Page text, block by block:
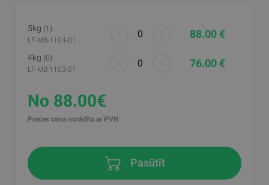
5kg (1)
LF-MB-1104-01
88.00 €
4kg (0)
LF-MB-1103-01
76.00 €
No 88.00€
Preces cena norādīta ar PVN
Pasūtīt